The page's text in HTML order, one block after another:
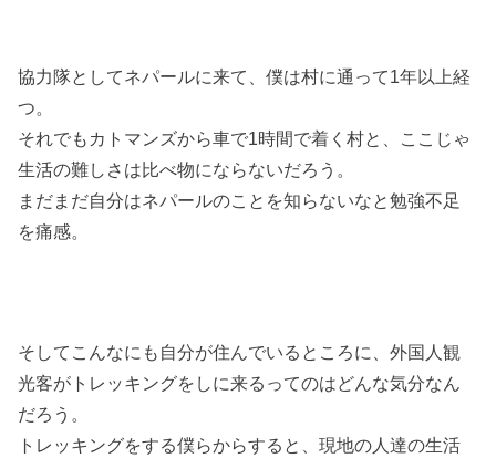
協力隊としてネパールに来て、僕は村に通って1年以上経
つ。
それでもカトマンズから車で1時間で着く村と、ここじゃ
生活の難しさは比べ物にならないだろう。
まだまだ自分はネパールのことを知らないなと勉強不足
を痛感。
そしてこんなにも自分が住んでいるところに、外国人観
光客がトレッキングをしに来るってのはどんな気分なん
だろう。
トレッキングをする僕らからすると、現地の人達の生活